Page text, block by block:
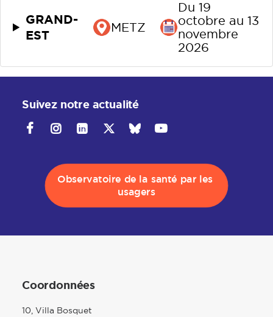
GRAND-
EST
METZ
Du 19
octobre au 13
novembre
2026
Suivez notre actualité
Observatoire de la santé par les
usagers
Coordonnées
10, Villa Bosquet